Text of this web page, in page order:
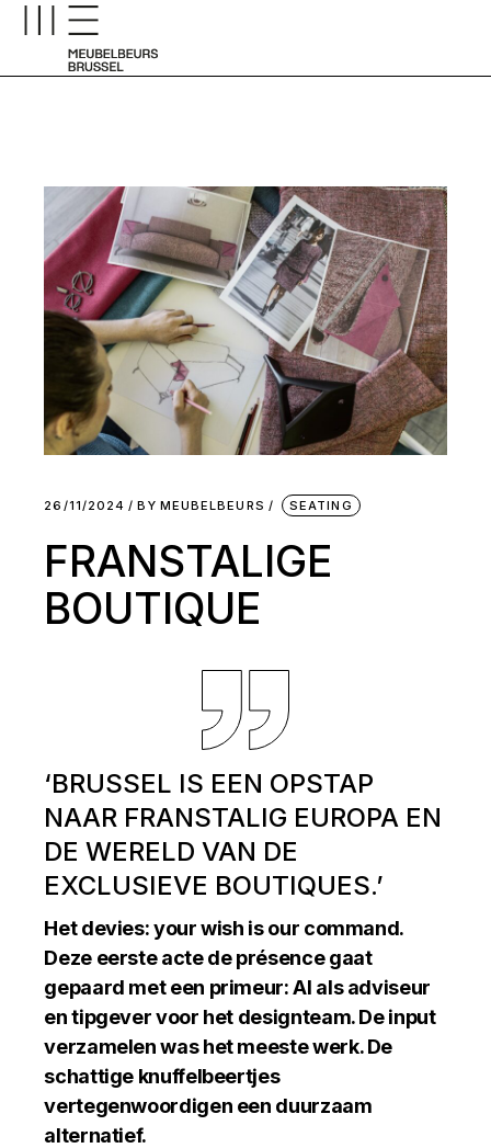
26/11/2024 BY MEUBELBEURS SEATING
FRANSTALIGE
BOUTIQUE
‘BRUSSEL IS EEN OPSTAP
NAAR FRANSTALIG EUROPA EN
DE WERELD VAN DE
EXCLUSIEVE BOUTIQUES.’
Het devies: your wish is our command.
Deze eerste acte de présence gaat
gepaard met een primeur: AI als adviseur
en tipgever voor het designteam. De input
verzamelen was het meeste werk. De
schattige knuffelbeertjes
vertegenwoordigen een duurzaam
alternatief.